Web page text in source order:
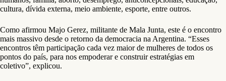
cultura, dívida externa, meio ambiente, esporte, entre outros.
Como afirmou Majo Gerez, militante de Mala Junta, este é o encontro
mais massivo desde o retorno da democracia na Argentina. “Esses
encontros têm participação cada vez maior de mulheres de todos os
pontos do país, para nos empoderar e construir estratégias em
coletivo”, explicou.